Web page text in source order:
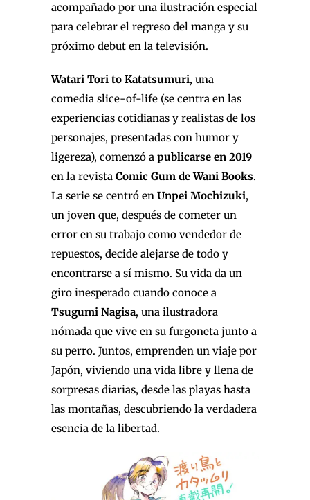
acompañado por una ilustración especial
para celebrar el regreso del manga y su
próximo debut en la televisión.
Watari Tori to Katatsumuri, una
comedia slice-of-life (se centra en las
experiencias cotidianas y realistas de los
personajes, presentadas con humor y
ligereza), comenzó a publicarse en 2019
en la revista Comic Gum de Wani Books.
La serie se centró en Unpei Mochizuki,
un joven que, después de cometer un
error en su trabajo como vendedor de
repuestos, decide alejarse de todo y
encontrarse a sí mismo. Su vida da un
giro inesperado cuando conoce a
Tsugumi Nagisa, una ilustradora
nómada que vive en su furgoneta junto a
su perro. Juntos, emprenden un viaje por
Japón, viviendo una vida libre y llena de
sorpresas diarias, desde las playas hasta
las montañas, descubriendo la verdadera
esencia de la libertad.